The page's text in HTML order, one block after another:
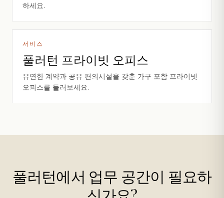
하세요.
서비스
풀러턴 프라이빗 오피스
유연한 계약과 공유 편의시설을 갖춘 가구 포함 프라이빗
오피스를 둘러보세요.
풀러턴에서 업무 공간이 필요하